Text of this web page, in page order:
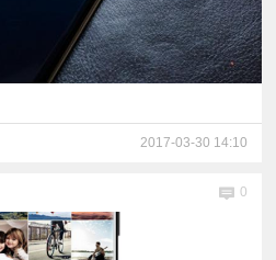
2017-03-30 14:10
0